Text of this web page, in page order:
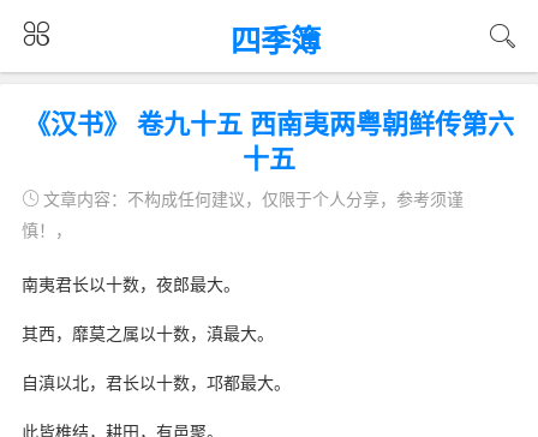
四季簿
《汉书》 卷九十五 西南夷两粤朝鲜传第六
十五
文章内容：不构成任何建议，仅限于个人分享，参考须谨
慎！，
南夷君长以十数，夜郎最大。
其西，靡莫之属以十数，滇最大。
自滇以北，君长以十数，邛都最大。
此皆椎结，耕田，有邑聚。